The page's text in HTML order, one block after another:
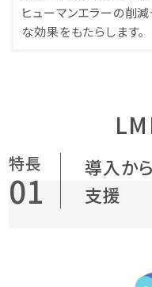
ヒューマンエラーの削
な効果をもたらします。
01
導入か
支援